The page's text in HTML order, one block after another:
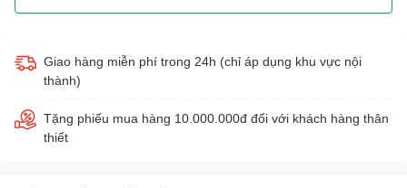
Giao hàng miễn phí trong 24h (chỉ áp dụng khu vực nội
thành)
Tặng phiếu mua hàng 10.000.000đ đối với khách hàng thân
thiết